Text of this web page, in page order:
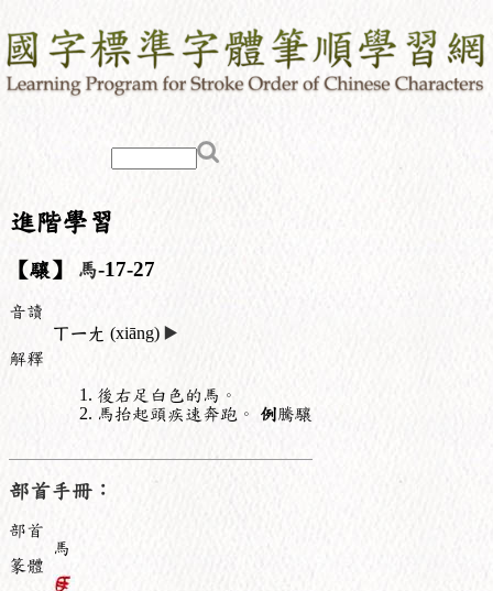
進階學習
【驤】 馬-17-27
音讀
ㄒㄧㄤ (xiāng) ▶️
解釋
後右足白色的馬。
馬抬起頭疾速奔跑。 例騰驤
部首手冊：
部首
馬
篆體